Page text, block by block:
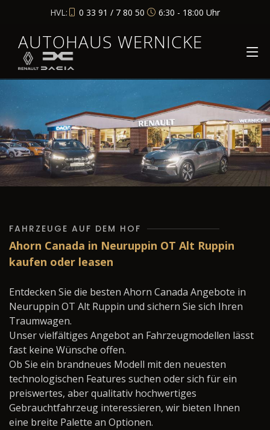
HVL: 0 33 91 / 7 80 50 6:30 - 18:00 Uhr
AUTOHAUS WERNICKE
FAHRZEUGE AUF DEM HOF
Ahorn Canada in Neuruppin OT Alt Ruppin
kaufen oder leasen
Entdecken Sie die besten Ahorn Canada Angebote in
Neuruppin OT Alt Ruppin und sichern Sie sich Ihren
Traumwagen.
Unser vielfältiges Angebot an Fahrzeugmodellen lässt
fast keine Wünsche offen.
Ob Sie ein brandneues Modell mit den neuesten
technologischen Features suchen oder sich für ein
preiswertes, aber qualitativ hochwertiges
Gebrauchtfahrzeug interessieren, wir bieten Ihnen
eine breite Palette an Optionen.